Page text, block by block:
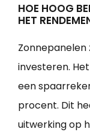
HOE HOOG
HET
investeren.
een
procent. Dit
uitwerking op